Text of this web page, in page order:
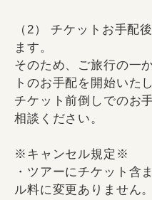
（2） チケットお手配
ます。
そのため、ご旅行の一
トのお手配を開始いた
チケット前倒しでのお
相談ください。
※キャンセル規定※
・ツアーにチケット含
ル料に変更ありません。